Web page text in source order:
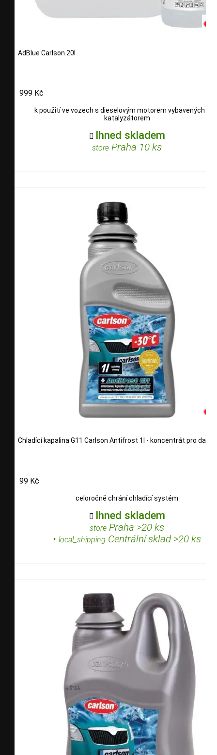
AdBlue Carlson 20l
999 Kč
k použití ve vozech s dieselovým motorem vybavených
katalyzátorem
 Ihned skladem
store Praha 10 ks
Chladící kapalina G11 Carlson Antifrost 1l - koncentrát pro další
99 Kč
celoročně chrání chladící systém
 Ihned skladem
store Praha >20 ks
• local_shipping Centrální sklad >20 ks